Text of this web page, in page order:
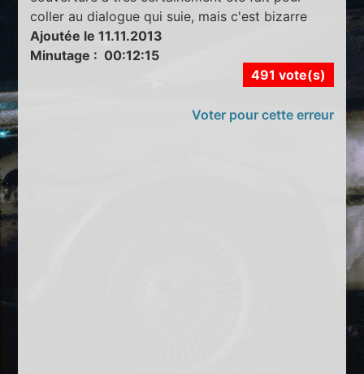
coller au dialogue qui suie, mais c'est bizarre
Ajoutée le 11.11.2013
Minutage : 00:12:15
491 vote(s)
Voter pour cette erreur